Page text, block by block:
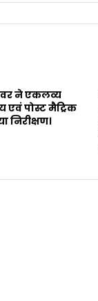
ने एकलव्य
एवं पोस्ट मैट्रिक
निरीक्षण।